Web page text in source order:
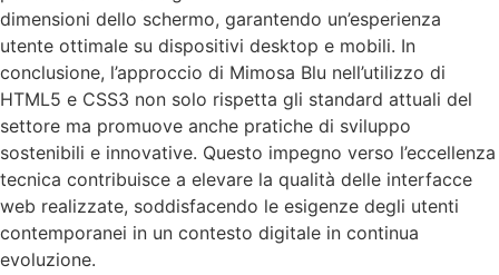
dimensioni dello schermo, garantendo un’esperienza
utente ottimale su dispositivi desktop e mobili. In
conclusione, l’approccio di Mimosa Blu nell’utilizzo di
HTML5 e CSS3 non solo rispetta gli standard attuali del
settore ma promuove anche pratiche di sviluppo
sostenibili e innovative. Questo impegno verso l’eccellenza
tecnica contribuisce a elevare la qualità delle interfacce
web realizzate, soddisfacendo le esigenze degli utenti
contemporanei in un contesto digitale in continua
evoluzione.